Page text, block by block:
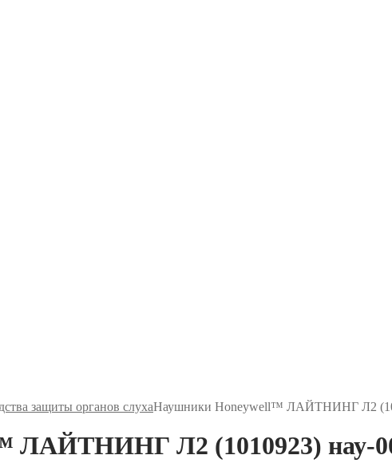
защиты органов слухаНаушники Honeywell™ ЛАЙТНИНГ Л2
ЛАЙТНИНГ Л2 (1010923) нау-